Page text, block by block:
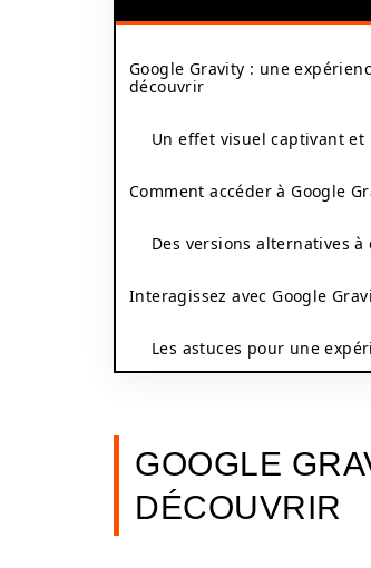
Google Gravity : une
découvrir
Un effet visuel captivant
Comment accéder à Google
Des versions alternatives à
Interagissez avec Google
Les astuces pour une
GOOGLE
DÉCOUVRIR